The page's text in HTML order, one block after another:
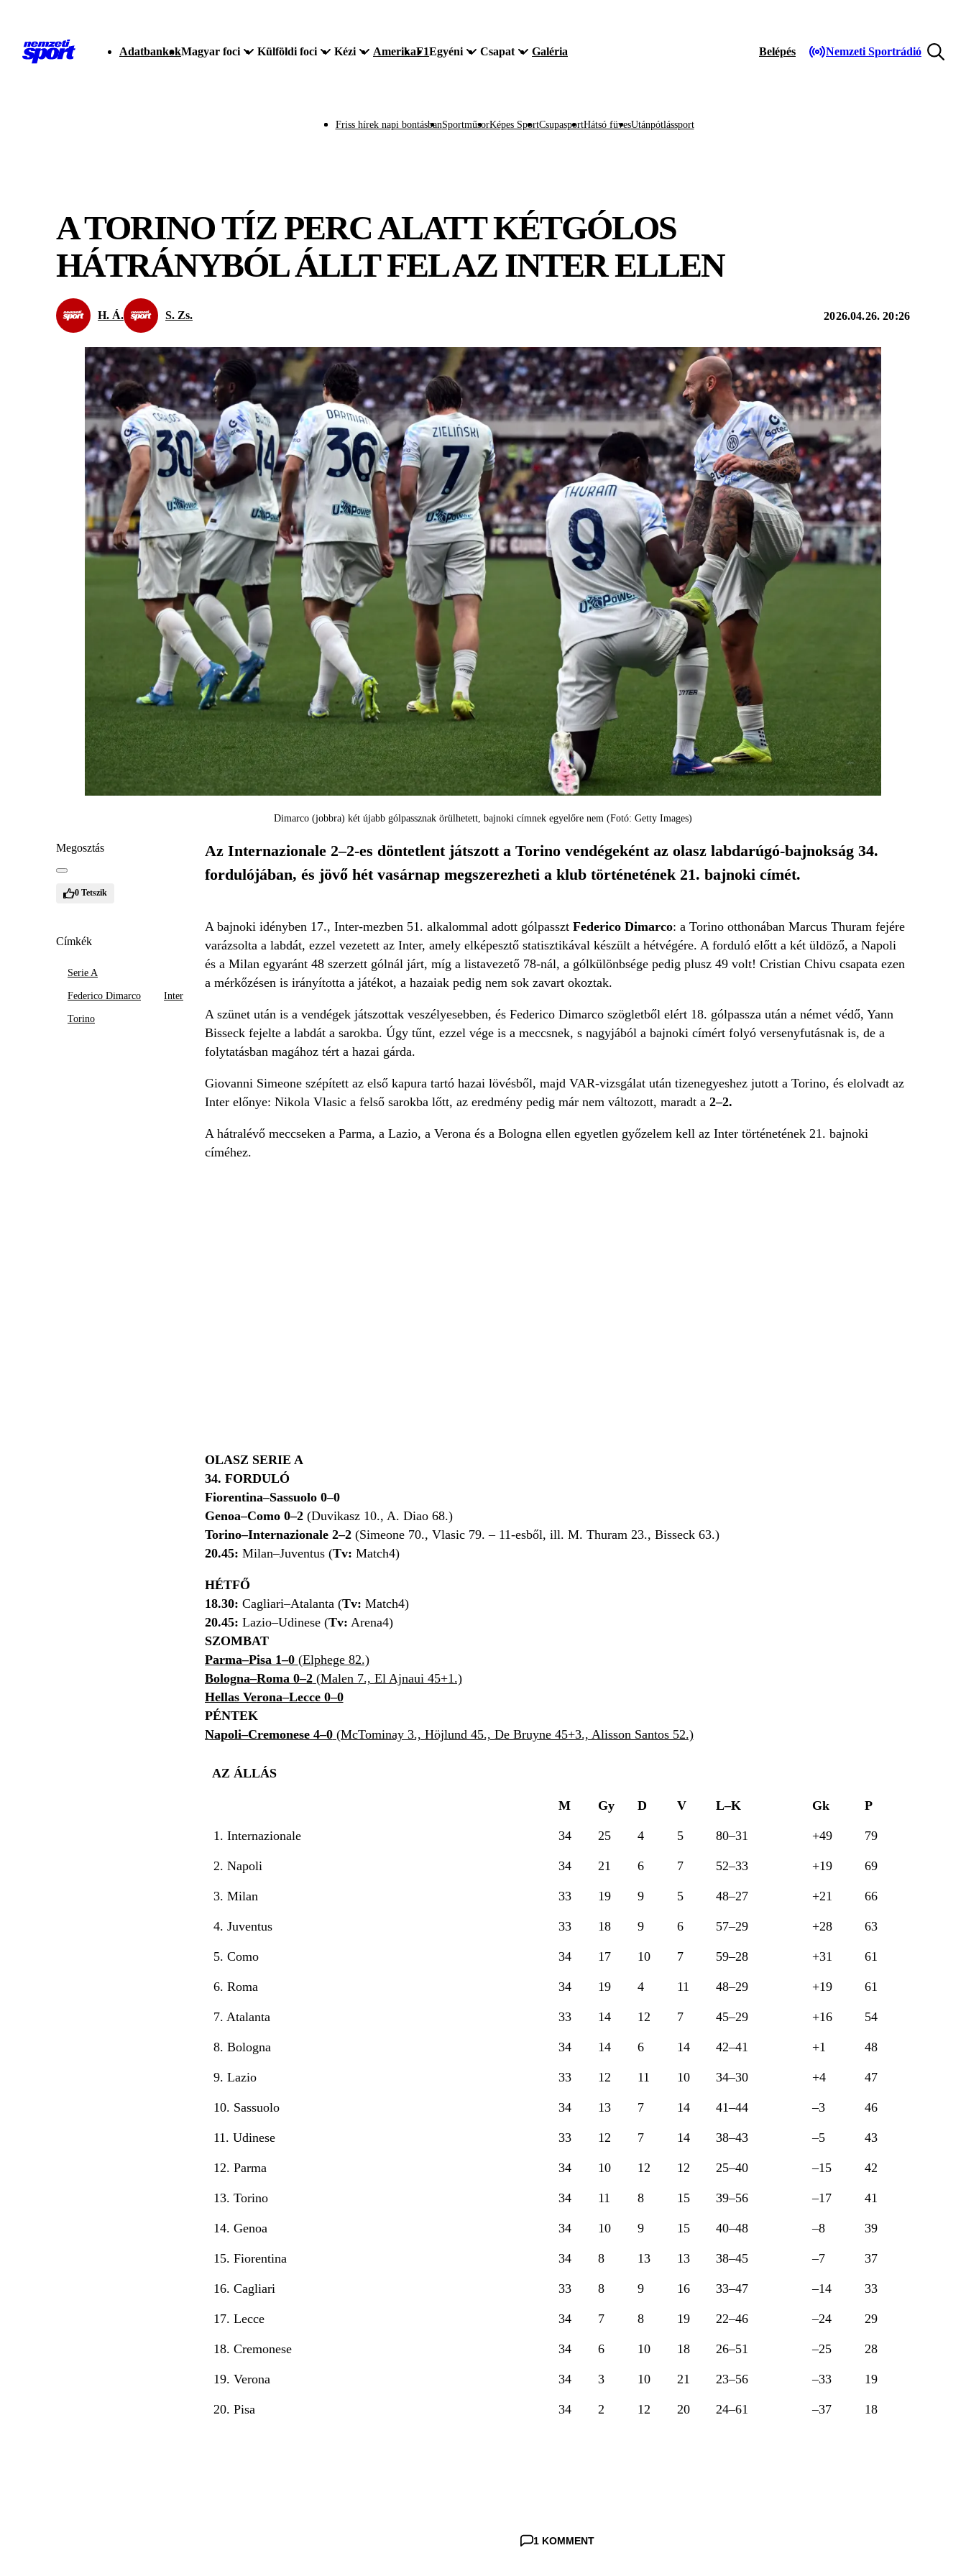
AdatbankokMagyar foci Külföldi foci Kézi AmerikaF1Egyéni Csapat Galéria Belépés Nemzeti Sportrádió
Friss hírek napi bontásbanSportműsorKépes SportCsupasportHátsó füvesUtánpótlássport
A TORINO TÍZ PERC ALATT KÉTGÓLOS
HÁTRÁNYBÓL ÁLLT FEL AZ INTER ELLEN
H. Á. S. Zs. 2026.04.26. 20:26
Dimarco (jobbra) két újabb gólpassznak örülhetett, bajnoki címnek egyelőre nem (Fotó: Getty Images)
Megosztás
0 Tetszik
Címkék
Serie A
Federico Dimarco Inter
Torino
Az Internazionale 2–2-es döntetlent játszott a Torino vendégeként az olasz labdarúgó-bajnokság 34.
fordulójában, és jövő hét vasárnap megszerezheti a klub történetének 21. bajnoki címét.
A bajnoki idényben 17., Inter-mezben 51. alkalommal adott gólpasszt Federico Dimarco: a Torino otthonában Marcus Thuram fejére
varázsolta a labdát, ezzel vezetett az Inter, amely elképesztő statisztikával készült a hétvégére. A forduló előtt a két üldöző, a Napoli
és a Milan egyaránt 48 szerzett gólnál járt, míg a listavezető 78-nál, a gólkülönbsége pedig plusz 49 volt! Cristian Chivu csapata ezen
a mérkőzésen is irányította a játékot, a hazaiak pedig nem sok zavart okoztak.
A szünet után is a vendégek játszottak veszélyesebben, és Federico Dimarco szögletből elért 18. gólpassza után a német védő, Yann
Bisseck fejelte a labdát a sarokba. Úgy tűnt, ezzel vége is a meccsnek, s nagyjából a bajnoki címért folyó versenyfutásnak is, de a
folytatásban magához tért a hazai gárda.
Giovanni Simeone szépített az első kapura tartó hazai lövésből, majd VAR-vizsgálat után tizenegyeshez jutott a Torino, és elolvadt az
Inter előnye: Nikola Vlasic a felső sarokba lőtt, az eredmény pedig már nem változott, maradt a 2–2.
A hátralévő meccseken a Parma, a Lazio, a Verona és a Bologna ellen egyetlen győzelem kell az Inter történetének 21. bajnoki
címéhez.
OLASZ SERIE A
34. FORDULÓ
Fiorentina–Sassuolo 0–0
Genoa–Como 0–2 (Duvikasz 10., A. Diao 68.)
Torino–Internazionale 2–2(Simeone 70., Vlasic 79. – 11-esből, ill. M. Thuram 23., Bisseck 63.)
20.45: Milan–Juventus (Tv: Match4)
HÉTFŐ
18.30: Cagliari–Atalanta (Tv: Match4)
20.45: Lazio–Udinese (Tv: Arena4)
SZOMBAT
Parma–Pisa 1–0 (Elphege 82.)
Bologna–Roma 0–2(Malen 7., El Ajnaui 45+1.)
Hellas Verona–Lecce 0–0
PÉNTEK
Napoli–Cremonese 4–0(McTominay 3., Höjlund 45., De Bruyne 45+3., Alisson Santos 52.)
M Gy D V L–K Gk P
1. Internazionale 34 25 4 5 80–31 +49 79
2. Napoli 34 21 6 7 52–33 +19 69
3. Milan 33 19 9 5 48–27 +21 66
4. Juventus 33 18 9 6 57–29 +28 63
5. Como 34 17 10 7 59–28 +31 61
6. Roma 34 19 4 11 48–29 +19 61
7. Atalanta 33 14 12 7 45–29 +16 54
8. Bologna 34 14 6 14 42–41 +1 48
9. Lazio 33 12 11 10 34–30 +4 47
10. Sassuolo 34 13 7 14 41–44 –3 46
11. Udinese 33 12 7 14 38–43 –5 43
12. Parma 34 10 12 12 25–40 –15 42
13. Torino 34 11 8 15 39–56 –17 41
14. Genoa 34 10 9 15 40–48 –8 39
15. Fiorentina 34 8 13 13 38–45 –7 37
16. Cagliari 33 8 9 16 33–47 –14 33
17. Lecce 34 7 8 19 22–46 –24 29
18. Cremonese 34 6 10 18 26–51 –25 28
19. Verona 34 3 10 21 23–56 –33 19
20. Pisa 34 2 12 20 24–61 –37 18
AZ ÁLLÁS
1 KOMMENT